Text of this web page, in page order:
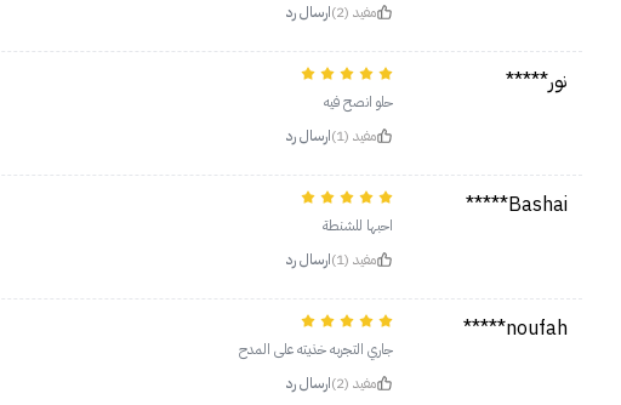
مفيد (2)
ارسال رد
نور*****
حلو انصح فيه
مفيد (1)
ارسال رد
Bashai*****
احبها للشنطة
مفيد (1)
ارسال رد
noufah*****
جاري التجربه خذيته على المدح
مفيد (2)
ارسال رد